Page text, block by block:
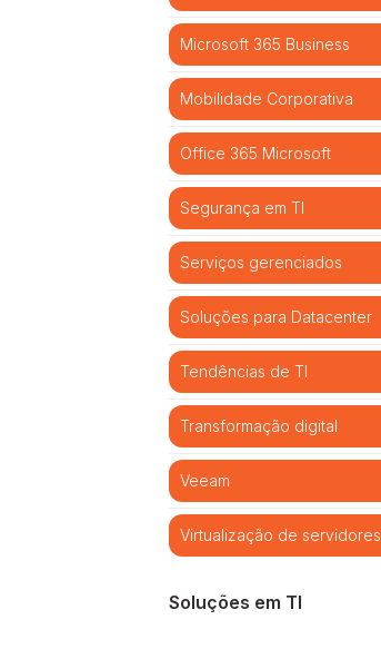
Microsoft 365 Business
Mobilidade Corporativa
Office 365 Microsoft
Segurança em TI
Serviços gerenciados
Soluções para Datacenter
Tendências de TI
Transformação digital
Veeam
Virtualização de servidores
Soluções em TI